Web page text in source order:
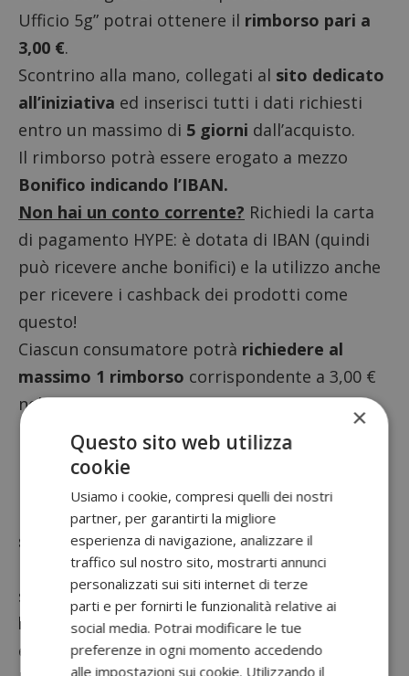
Ufficio 5g” potrai ottenere il rimborso pari a
3,00 €.
Scontrino alla mano, collegati al sito dedicato
all’iniziativa ed inserisci tutti i dati richiesti
entro un massimo di 5 giorni dall’acquisto.
Il rimborso potrà essere erogato a mezzo
Bonifico indicando l’IBAN.
Non hai un conto corrente? Richiedi la carta
di pagamento HYPE: è dotata di IBAN (quindi
può ricevere anche bonifici) e la utilizzo anche
per ricevere i cashback dei prodotti come
questo!
Ciascun consumatore potrà richiedere al
massimo 1 rimborso corrispondente a 3,00 €
nel corso del periodo promozionale,
indipendentemente dal numero di Prodotti
promozionati acquistati oltre la soglia minima
Per ogni dubbio o problema, è possibile
scrivereutilizzando ilmodulo contatti
termini e condizionidell’iniziativa sono
scaricabili cliccando qui. Prima di partecipare
leggi con attenzione il regolamento
evitare errori.
×
Questo sito web utilizza
cookie
Usiamo i cookie, compresi quelli dei nostri
partner, per garantirti la migliore
esperienza di navigazione, analizzare il
traffico sul nostro sito, mostrarti annunci
personalizzati sui siti internet di terze
parti e per fornirti le funzionalità relative ai
social media. Potrai modificare le tue
preferenze in ogni momento accedendo
alle impostazioni sui cookie. Utilizzando il